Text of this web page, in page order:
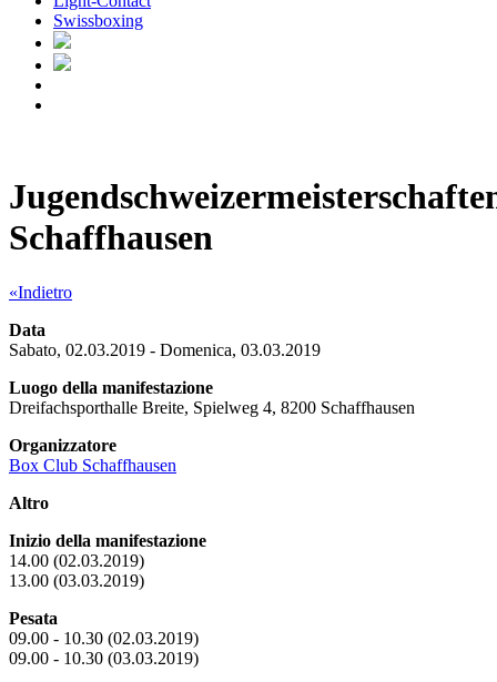
Swissboxing
Schaffhausen
«Indietro
Data
Sabato, 02.03.2019 - Domenica, 03.03.2019
Luogo della manifestazione
Dreifachsporthalle Breite, Spielweg 4, 8200 Schaffhausen
Organizzatore
Box Club Schaffhausen
Altro
Inizio della manifestazione
14.00 (02.03.2019)
13.00 (03.03.2019)
Pesata
09.00 - 10.30 (02.03.2019)
09.00 - 10.30 (03.03.2019)